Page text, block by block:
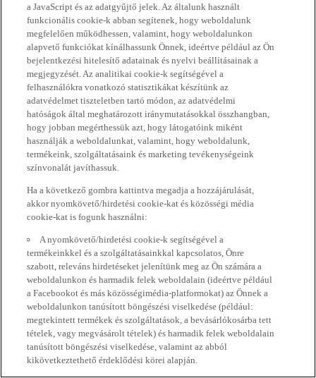
a JavaScript és az adatgyűjtő jelek. Az általunk használt
funkcionális cookie-k abban segítenek, hogy weboldalunk
megfelelően működhessen, valamint, hogy weboldalunkon
alapvető funkciókat kínálhassunk Önnek, ideértve például az Ön
bejelentkezési hitelesítő adatainak és nyelvi beállításainak a
megjegyzését. Az analitikai cookie-k segítségével a
felhasználókra vonatkozó statisztikákat készítünk az
adatvédelmet tiszteletben tartó módon, az adatvédelmi
hatóságok által meghatározott iránymutatásokkal összhangban,
hogy jobban megérthessük azt, hogy látogatóink miként
használják a weboldalunkat, valamint, hogy weboldalunk,
termékeink, szolgáltatásaink és marketing tevékenységeink
színvonalát javíthassuk.
Ha a következő gombra kattintva megadja a hozzájárulását,
akkor nyomkövető/hirdetési cookie-kat és közösségi média
cookie-kat is fogunk használni:
A nyomkövető/hirdetési cookie-k segítségével a
termékeinkkel és a szolgáltatásainkkal kapcsolatos, Önre
szabott, releváns hirdetéseket jelenítünk meg az Ön számára a
weboldalunkon és harmadik felek weboldalain (ideértve például
a Facebookot és más közösségimédia-platformokat) az Önnek a
weboldalunkon tanúsított böngészési viselkedése (például:
megtekintett termékek és szolgáltatások, a bevásárlókosárba tett
tételek, vagy megvásárolt tételek) és harmadik felek weboldalain
tanúsított böngészési viselkedése, valamint az abból
kikövetkeztethető érdeklődési körei alapján.